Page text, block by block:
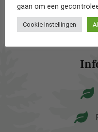
gaan om een
Cookie Instellingen